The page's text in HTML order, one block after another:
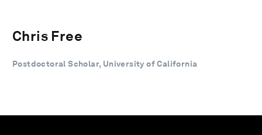
Chris Free
Postdoctoral Scholar, University of California